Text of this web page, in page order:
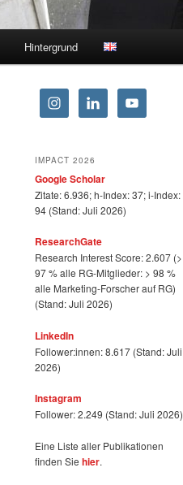
Hintergrund
IMPACT 2026
Google Scholar
Zitate: 6.936; h-Index: 37; i-Index:
94 (Stand: Juli 2026)
ResearchGate
Research Interest Score: 2.607 (>
97 % alle RG-Mitglieder: > 98 %
alle Marketing-Forscher auf RG)
(Stand: Juli 2026)
LinkedIn
Follower:innen: 8.617 (Stand: Juli
2026)
Instagram
Follower: 2.249 (Stand: Juli 2026)
Eine Liste aller Publikationen
finden Sie hier.